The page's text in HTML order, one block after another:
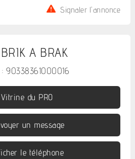
Signaler l'annonce
A BRAK
90338361000016
Vitrine du PRO
un message
le téléphone